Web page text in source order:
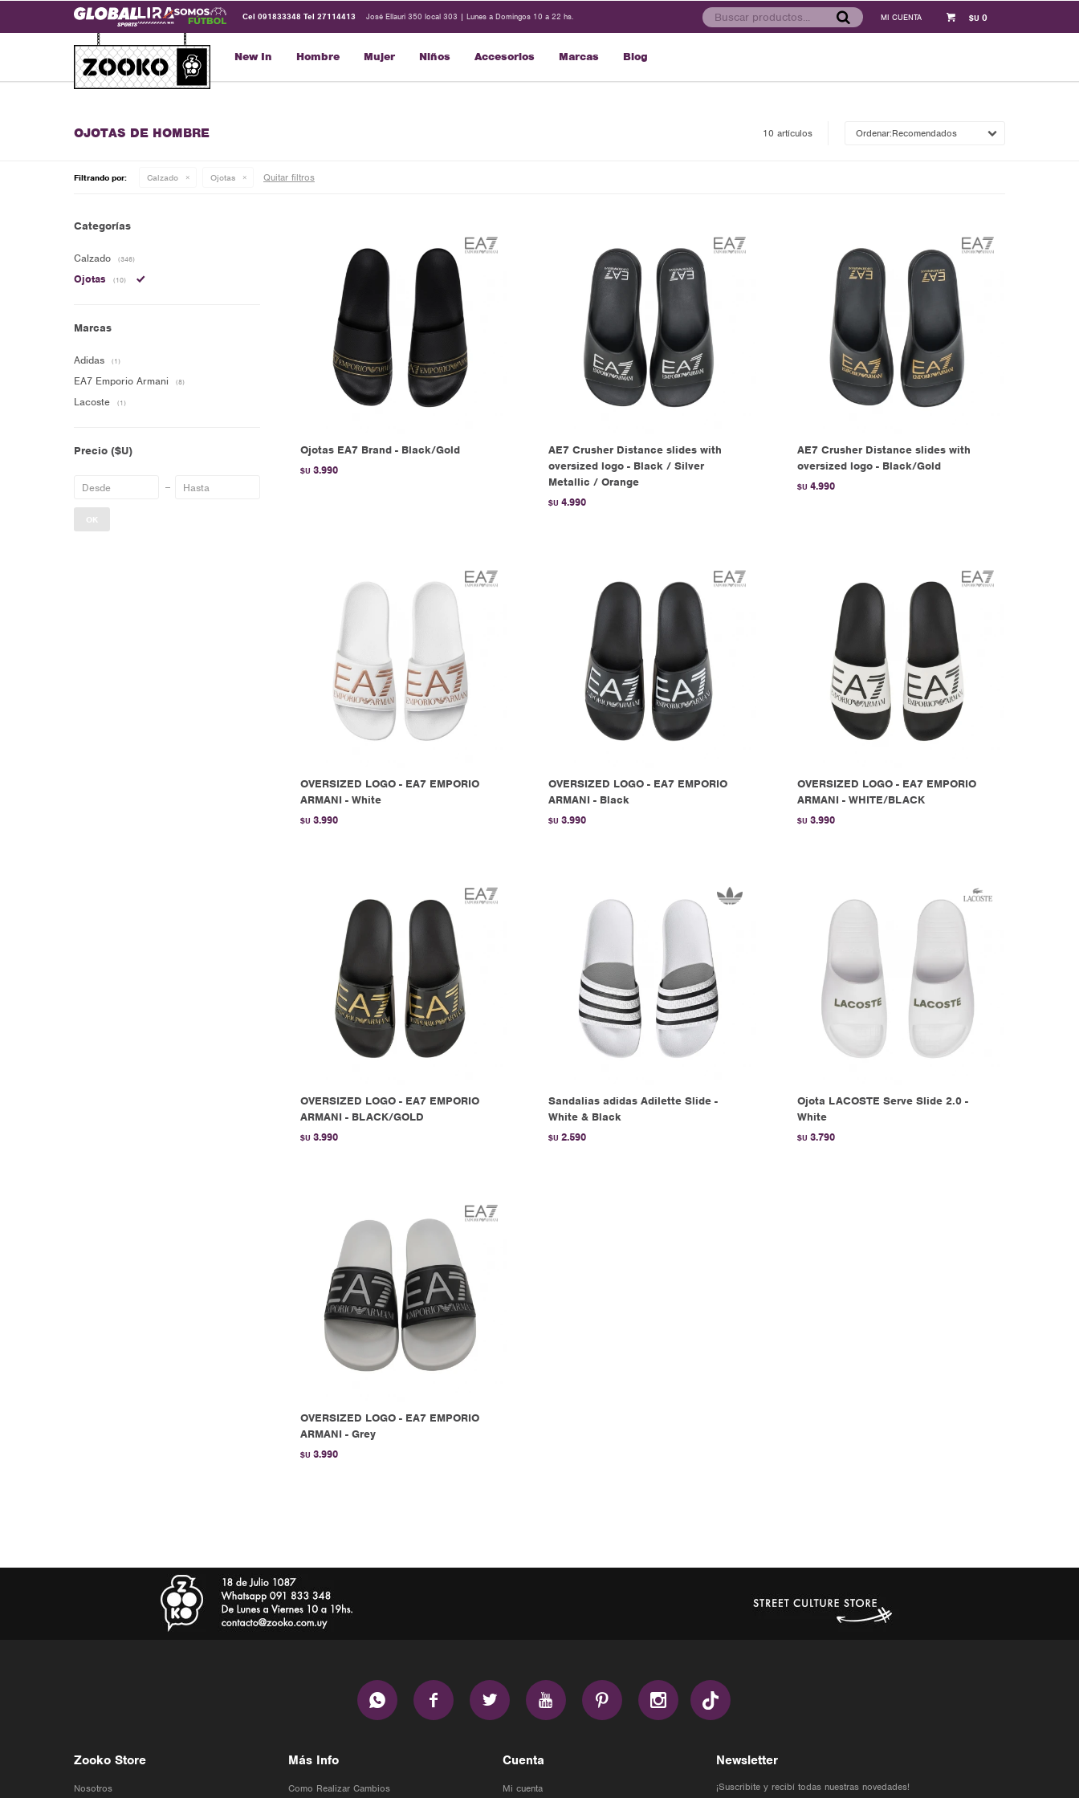
New In Hombre Mujer Niños Accesorios Marcas Blog
$U 0
Cel 091833348 Tel 27114413 José Ellauri 350 local 303 | Lunes a Domingos 10 a 22 hs.
OJOTAS DE HOMBRE 10 artículos Recomendados
Filtrando por: Calzado Ojotas Quitar filtros
Ojotas EA7 Brand - Black/Gold
$U 3.990
AE7 Crusher Distance slides with
oversized logo - Black / Silver
Metallic / Orange
$U 4.990
AE7 Crusher Distance slides with
oversized logo - Black/Gold
$U 4.990
OVERSIZED LOGO - EA7 EMPORIO
ARMANI - White
$U 3.990
OVERSIZED LOGO - EA7 EMPORIO
ARMANI - Black
$U 3.990
OVERSIZED LOGO - EA7 EMPORIO
ARMANI - WHITE/BLACK
$U 3.990
OVERSIZED LOGO - EA7 EMPORIO
ARMANI - BLACK/GOLD
$U 3.990
Sandalias adidas Adilette Slide -
White & Black
$U 2.590
Ojota LACOSTE Serve Slide 2.0 -
White
$U 3.790
OVERSIZED LOGO - EA7 EMPORIO
ARMANI - Grey
$U 3.990
Categorías
Calzado (346)
Ojotas (10)
Marcas
Adidas (1)
EA7 Emporio Armani (8)
Lacoste (1)
Precio ($U)
OK
     
Zooko Store
Nosotros
Más Info
Como Realizar Cambios
Cuenta
Mi cuenta
Newsletter
¡Suscribite y recibí todas nuestras novedades!